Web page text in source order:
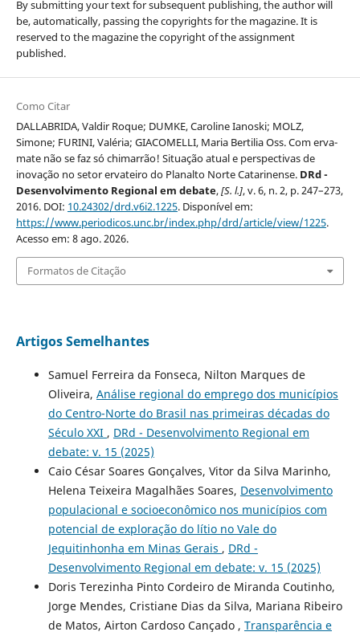
By submitting your text for subsequent publishing, the author will
be, automatically, passing the copyrights for the magazine. It is
reserved to the magazine the copyright of the assignment
published.
Como Citar
DALLABRIDA, Valdir Roque; DUMKE, Caroline Ianoski; MOLZ,
Simone; FURINI, Valéria; GIACOMELLI, Maria Bertilia Oss. Com erva-
mate não se faz só chimarrão! Situação atual e perspectivas de
inovação no setor ervateiro do Planalto Norte Catarinense. DRd -
Desenvolvimento Regional em debate,[S. l.], v. 6, n. 2, p. 247–273,
2016. DOI: 10.24302/drd.v6i2.1225. Disponível em:
https://www.periodicos.unc.br/index.php/drd/article/view/1225.
Acesso em: 8 ago. 2026.
Formatos de Citação
Artigos Semelhantes
Samuel Ferreira da Fonseca, Nilton Marques de
Oliveira, Análise regional do emprego dos municípios
do Centro-Norte do Brasil nas primeiras décadas do
Século XXI , DRd - Desenvolvimento Regional em
debate: v. 15 (2025)
Caio César Soares Gonçalves, Vitor da Silva Marinho,
Helena Teixeira Magalhães Soares, Desenvolvimento
populacional e socioeconômico nos municípios com
potencial de exploração do lítio no Vale do
Jequitinhonha em Minas Gerais , DRd -
Desenvolvimento Regional em debate: v. 15 (2025)
Doris Terezinha Pinto Cordeiro de Miranda Coutinho,
Jorge Mendes, Cristiane Dias da Silva, Mariana Ribeiro
de Matos, Airton Cardoso Cançado , Transparência e